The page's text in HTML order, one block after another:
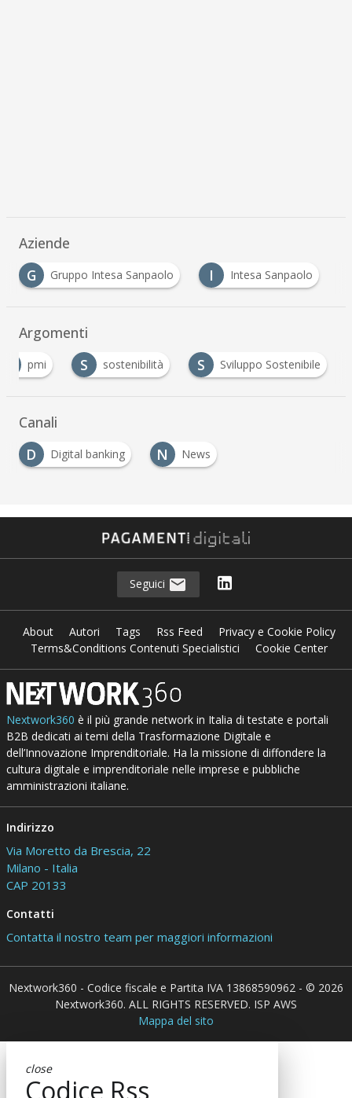
Aziende
G
Gruppo Intesa Sanpaolo I Intesa Sanpaolo
Argomenti
pmi S sostenibilità S Sviluppo Sostenibile
Canali
D
Digital banking N News
Seguici
About Autori Tags Rss Feed
Privacy e Cookie Policy
Terms&Conditions Contenuti Specialistici
Cookie Center
Nextwork360 è il più grande network in Italia di testate e portali
B2B dedicati ai temi della Trasformazione Digitale e
dell’Innovazione Imprenditoriale. Ha la missione di diffondere la
cultura digitale e imprenditoriale nelle imprese e pubbliche
amministrazioni italiane.
Indirizzo
Via Moretto da Brescia, 22
Milano - Italia
CAP 20133
Contatti
Contatta il nostro team per maggiori informazioni
Nextwork360 - Codice fiscale e Partita IVA 13868590962 - © 2026
Nextwork360. ALL RIGHTS RESERVED. ISP AWS
Mappa del sito
close
Codice Rss